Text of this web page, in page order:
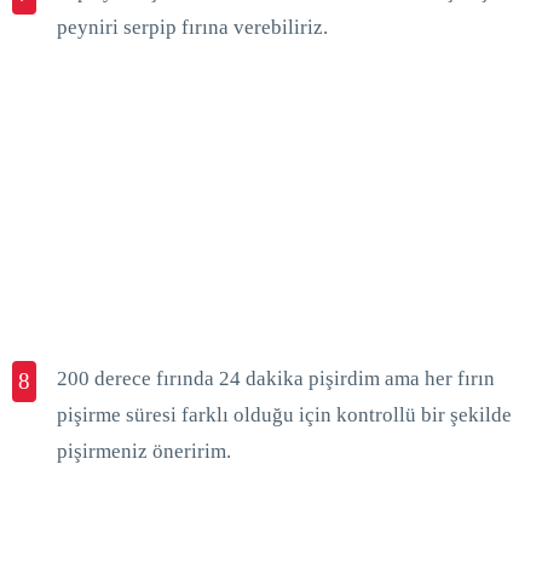
peyniri serpip fırına verebiliriz.
8
200 derece fırında 24 dakika pişirdim ama her fırın
pişirme süresi farklı olduğu için kontrollü bir şekilde
pişirmeniz öneririm.